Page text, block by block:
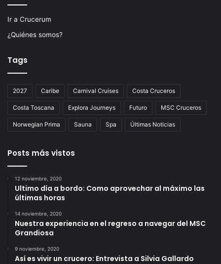
Ir a Crucerum
¿Quiénes somos?
Tags
2027 Caribe Carnival Cruises Costa Cruceros
Costa Toscana Explora Journeys Futuro MSC Cruceros
Norwegian Prima Sauna Spa Últimas Noticias
Posts más vistos
12 noviembre, 2020
Ultimo día a bordo: Como aprovechar al máximo las
últimas horas
14 noviembre, 2020
Nuestra experiencia en el regreso a navegar del MSC
Grandiosa
9 noviembre, 2020
Así es vivir un crucero: Entrevista a Silvia Gallardo